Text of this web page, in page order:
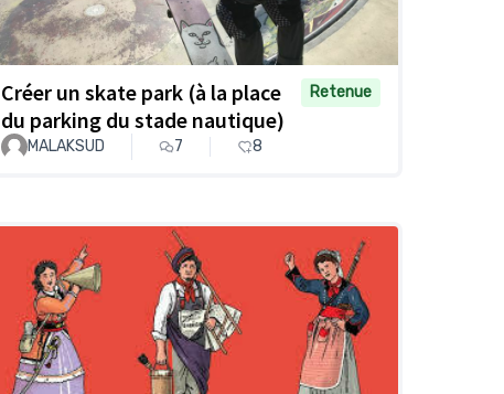
Créer un skate park (à la place
du parking du stade nautique)
Retenue
MALAKSUD 7 8